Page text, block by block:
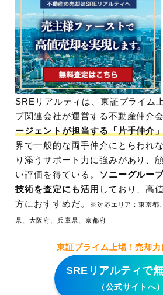
SREリアルティは、東証プライム
プ関連会社が運営する不動産仲介
ージェントが担当する「片手仲介
界で一般的な両手仲介にとらわれ
り添うサポート力に強みがあり、
い評価を得ている。 ソニーグルー
技術を査定にも活用 しており、高
方におすすめだ。
※対応エリア：東京都
県、大阪府、兵庫県、京都府
東証プライム上場！売却力
SREリアルティで
（公式サイトへ）